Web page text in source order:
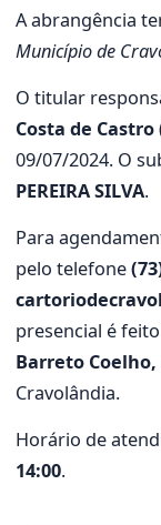
A abrangência
Município de
O titular
Costa de Castro
09/07/2024. O
PEREIRA SILVA.
Para
pelo telefone
presencial é
Barreto
Cravolândia.
Horário de
14:00.